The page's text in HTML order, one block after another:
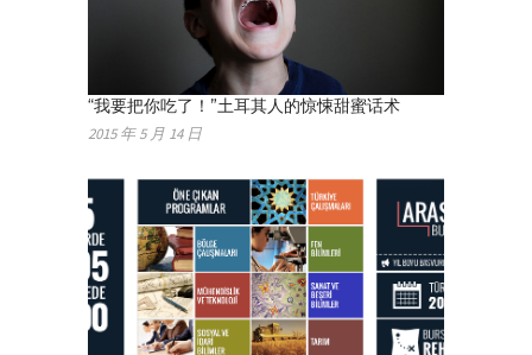
“我要把你吃了！”土耳其人的惊悚甜蜜话术
2015 年 5 月 14 日